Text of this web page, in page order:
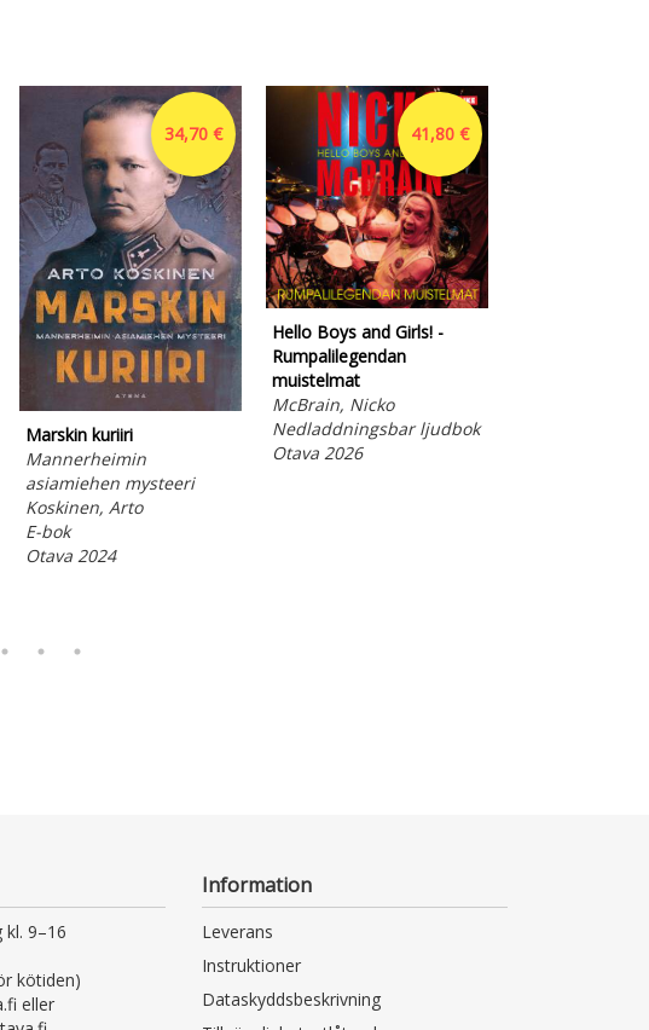
34,70 €
Marskin kuriiri
Mannerheimin
asiamiehen mysteeri
Koskinen, Arto
E-bok
Otava 2024
41,80 €
Hello Boys and Girls! -
Rumpalilegendan
muistelmat
McBrain, Nicko
Nedladdningsbar ljudbok
Otava 2026
9–16
kötiden)
eller
Information
Leverans
Instruktioner
Dataskyddsbeskrivning